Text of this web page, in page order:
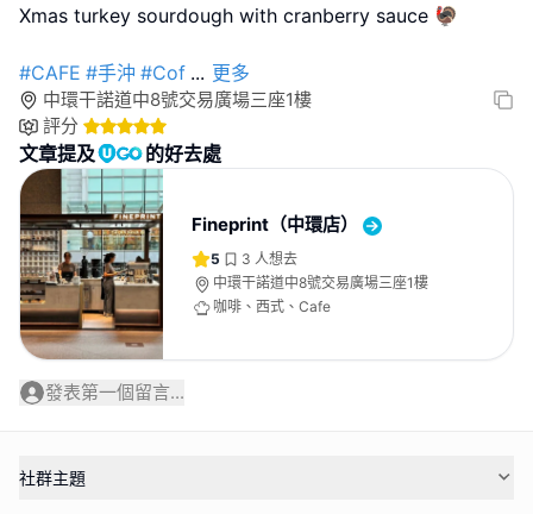
Xmas turkey sourdough with cranberry sauce 🦃
#CAFE #手沖 #Cof ... 更多
中環干諾道中8號交易廣場三座1樓
評分
文章提及 的好去處
Fineprint（中環店）
5 3 人想去
中環干諾道中8號交易廣場三座1樓
咖啡、西式、Cafe
發表第一個留言...
社群主題